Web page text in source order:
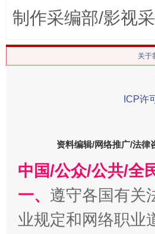
制作采编部/影视
关于
ICP许
资料编辑/网络推广/法律
中国/公众/公共/全
一、 遵守各国有关
业规定和网络职业